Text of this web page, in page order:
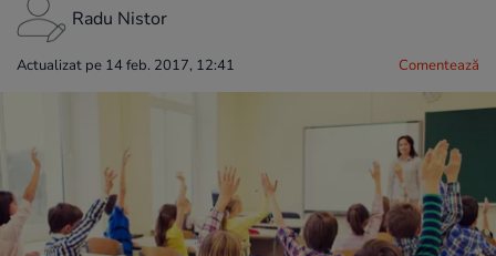
Radu Nistor
Actualizat pe 14 feb. 2017, 12:41 Comentează